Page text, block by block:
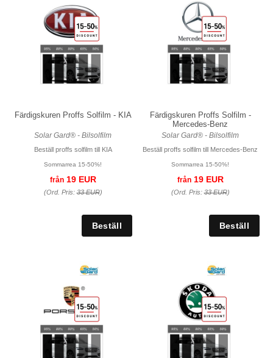
Färdigskuren Proffs Solfilm - KIA
Solar Gard® - Bilsolfilm
Beställ proffs solfilm till KIA
Sommarrea 15-50%!
från19 EUR
(Ord. Pris:33 EUR)
Färdigskuren Proffs Solfilm -
Mercedes-Benz
Solar Gard® - Bilsolfilm
Beställ proffs solfilm till Mercedes-Benz
Sommarrea 15-50%!
från19 EUR
(Ord. Pris:33 EUR)